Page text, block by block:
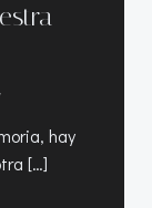
hay
[…]